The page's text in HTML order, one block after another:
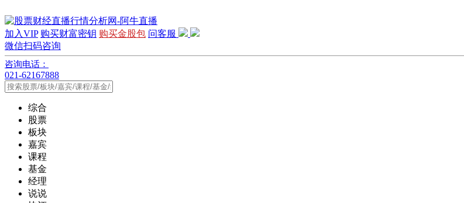
加入VIP 购买财富密钥 购买金股包 问客服
微信扫码咨询
咨询电话：
021-62167888
综合
股票
板块
嘉宾
课程
基金
经理
说说